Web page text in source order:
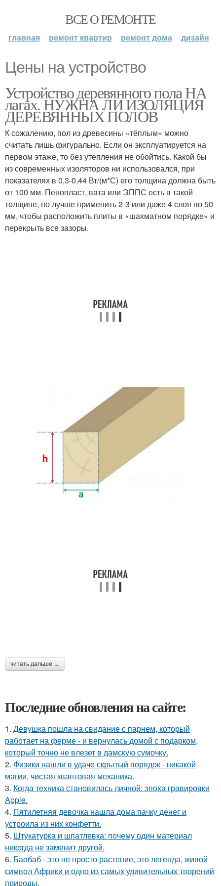
ВСЕ О РЕМОНТЕ
главная ремонт квартир ремонт дома дизайн
Цены на устройство
Устройство деревянного пола НА
лагах. НУЖНА ЛИ ИЗОЛЯЦИЯ
ДЕРЕВЯННЫХ ПОЛОВ
К сожалению, пол из древесины «тёплым» можно
считать лишь фигурально. Если он эксплуатируется на
первом этаже, то без утепления не обойтись. Какой бы
из современных изоляторов ни использовался, при
показателях в 0,3-0,44 Вт/(м*С) его толщина должна быть
от 100 мм. Пенопласт, вата или ЭППС есть в такой
толщине, но лучше применить 2-3 или даже 4 слоя по 50
мм, чтобы расположить плиты в «шахматном порядке» и
перекрыть все зазоры.
читать дальше →
Последние обновления на сайте:
1. Девушка пошла на свидание с парнем, который
работает на ферме - и вернулась домой с подарком,
который точно не влезет в дамскую сумочку.
2. Физики нашли в удаче скрытый порядок - никакой
магии, чистая квантовая механика.
3. Когда техника становилась личной: эпоха гравировки
Apple.
4. Пятилетняя девочка нашла дома пачку денег и
устроила из них конфетти.
5. Штукатурка и шпатлевка: почему один материал
никогда не заменит другой.
6. Баобаб - это не просто растение, это легенда, живой
символ Африки и одно из самых удивительных творений
природы.